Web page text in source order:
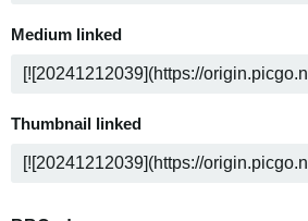
Medium linked
Thumbnail linked